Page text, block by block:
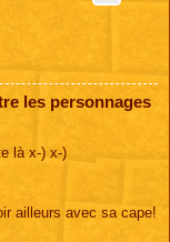
les personnages
là x-) x-)
ailleurs avec sa cape!